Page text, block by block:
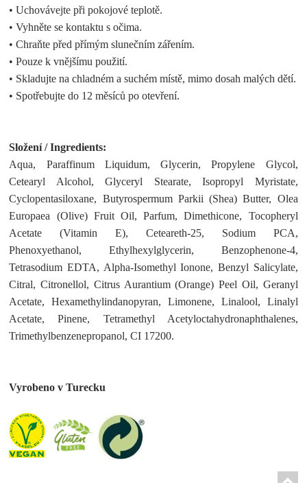
• Uchovávejte při pokojové teplotě.
• Vyhněte se kontaktu s očima.
• Chraňte před přímým slunečním zářením.
• Pouze k vnějšímu použití.
• Skladujte na chladném a suchém místě, mimo dosah malých dětí.
• Spotřebujte do 12 měsíců po otevření.
Složení / Ingredients:
Aqua, Paraffinum Liquidum, Glycerin, Propylene Glycol,
Cetearyl Alcohol, Glyceryl Stearate, Isopropyl Myristate,
Cyclopentasiloxane, Butyrospermum Parkii (Shea) Butter, Olea
Europaea (Olive) Fruit Oil, Parfum, Dimethicone, Tocopheryl
Acetate (Vitamin E), Ceteareth-25, Sodium PCA,
Phenoxyethanol, Ethylhexylglycerin, Benzophenone-4,
Tetrasodium EDTA, Alpha-Isomethyl Ionone, Benzyl Salicylate,
Citral, Citronellol, Citrus Aurantium (Orange) Peel Oil, Geranyl
Acetate, Hexamethylindanopyran, Limonene, Linalool, Linalyl
Acetate, Pinene, Tetramethyl Acetyloctahydronaphthalenes,
Trimethylbenzenepropanol, CI 17200.
Vyrobeno v Turecku